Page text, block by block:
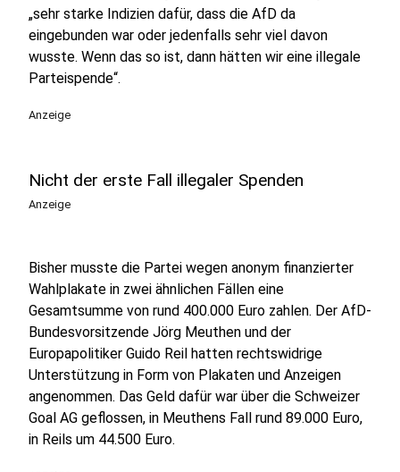
„sehr starke Indizien dafür, dass die AfD da
eingebunden war oder jedenfalls sehr viel davon
wusste. Wenn das so ist, dann hätten wir eine illegale
Parteispende“.
Anzeige
Nicht der erste Fall illegaler Spenden
Anzeige
Bisher musste die Partei wegen anonym finanzierter
Wahlplakate in zwei ähnlichen Fällen eine
Gesamtsumme von rund 400.000 Euro zahlen. Der AfD-
Bundesvorsitzende Jörg Meuthen und der
Europapolitiker Guido Reil hatten rechtswidrige
Unterstützung in Form von Plakaten und Anzeigen
angenommen. Das Geld dafür war über die Schweizer
Goal AG geflossen, in Meuthens Fall rund 89.000 Euro,
in Reils um 44.500 Euro.